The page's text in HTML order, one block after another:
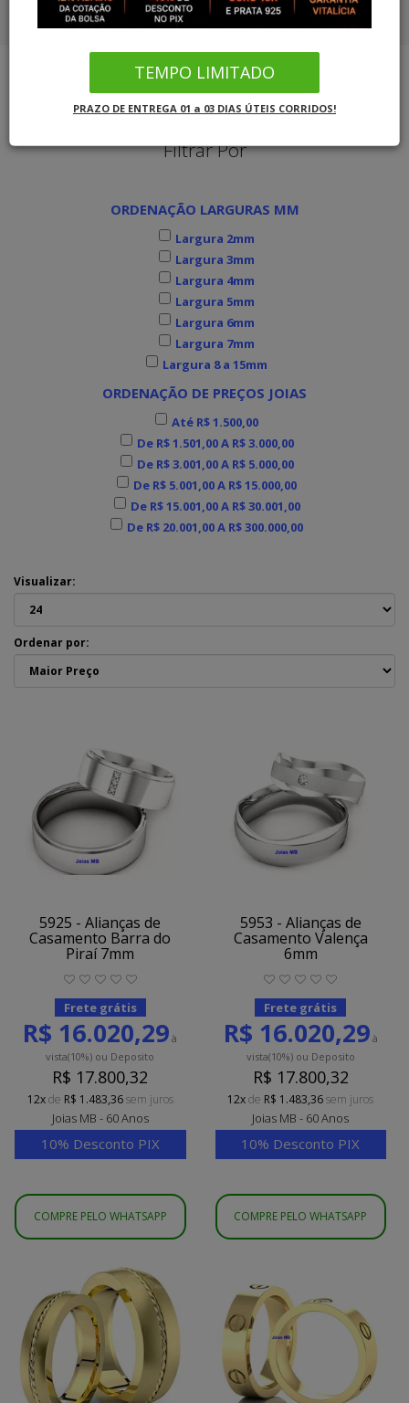
CORDÕES OURO 18KCOMBO ALIANÇAS OURO SOLITÁRIO
COMBO ALIANÇAS PRATA SOLITÁRIO
Filtrar Por
ORDENAÇÃO LARGURAS MM
Largura 2mm
Largura 3mm
Largura 4mm
Largura 5mm
Largura 6mm
Largura 7mm
Largura 8 a 15mm
ORDENAÇÃO DE PREÇOS JOIAS
Até R$ 1.500,00
De R$ 1.501,00 A R$ 3.000,00
De R$ 3.001,00 A R$ 5.000,00
De R$ 5.001,00 A R$ 15.000,00
De R$ 15.001,00 A R$ 30.001,00
De R$ 20.001,00 A R$ 300.000,00
Visualizar:
Ordenar por:
5925 - Alianças de
Casamento Barra do
Piraí 7mm
Frete grátis
R$ 16.020,29 à
vista(10%) ou Deposito
R$ 17.800,32
12xde R$ 1.483,36sem juros
Joias MB - 60 Anos
10% Desconto PIX
COMPRE PELO WHATSAPP
5953 - Alianças de
Casamento Valença
6mm
Frete grátis
R$ 16.020,29à
vista(10%)ou Deposito
R$ 17.800,32
12xde R$ 1.483,36sem juros
Joias MB - 60 Anos
10% Desconto PIX
COMPRE PELO WHATSAPP
TEMPO LIMITADO
PRAZO DE ENTREGA 01 a 03 DIAS ÚTEIS CORRIDOS!